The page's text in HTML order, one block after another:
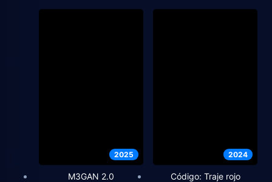
2025
M3GAN 2.0
2024
Código: Traje rojo